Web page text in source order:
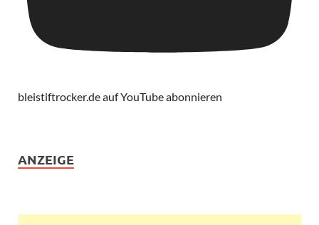
bleistiftrocker.de auf YouTube abonnieren
ANZEIGE